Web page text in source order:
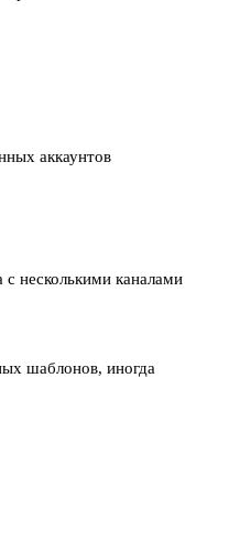
аккаунтов
с несколькими каналами
шаблонов, иногда